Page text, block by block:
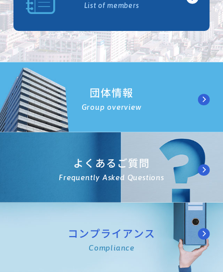
List of members
団体情報
Group overview
よくあるご質問
Frequently Asked Questions
コンプライアンス
Compliance